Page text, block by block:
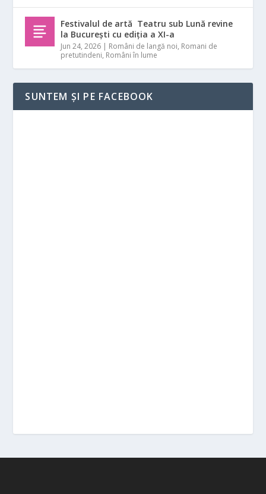
Festivalul de artă Teatru sub Lună revine
la București cu ediția a XI-a
Jun 24, 2026 | Români de langă noi, Romani de
pretutindeni, Români în lume
SUNTEM ȘI PE FACEBOOK